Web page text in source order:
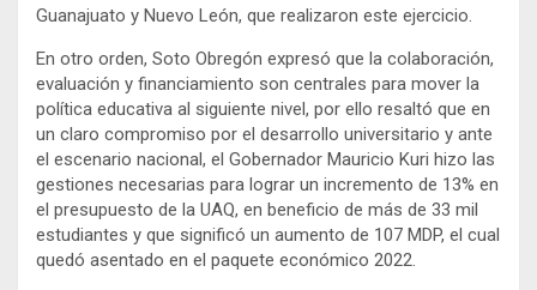
Guanajuato y Nuevo León, que realizaron este ejercicio.
En otro orden, Soto Obregón expresó que la colaboración,
evaluación y financiamiento son centrales para mover la
política educativa al siguiente nivel, por ello resaltó que en
un claro compromiso por el desarrollo universitario y ante
el escenario nacional, el Gobernador Mauricio Kuri hizo las
gestiones necesarias para lograr un incremento de 13% en
el presupuesto de la UAQ, en beneficio de más de 33 mil
estudiantes y que significó un aumento de 107 MDP, el cual
quedó asentado en el paquete económico 2022.